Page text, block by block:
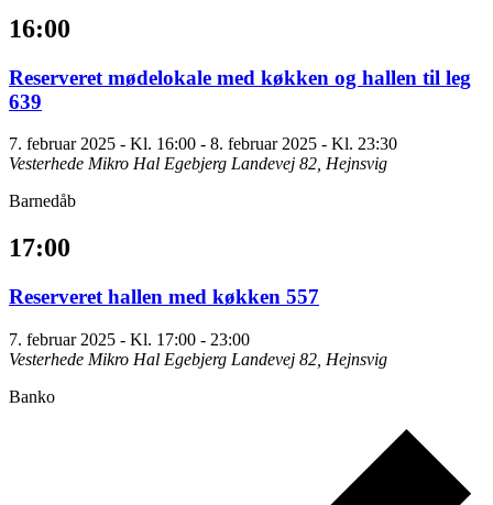
16:00
Reserveret mødelokale med køkken og hallen til leg
639
7. februar 2025 - Kl. 16:00 - 8. februar 2025 - Kl. 23:30
Vesterhede Mikro Hal Egebjerg Landevej 82, Hejnsvig
Barnedåb
17:00
Reserveret hallen med køkken 557
7. februar 2025 - Kl. 17:00 - 23:00
Vesterhede Mikro Hal Egebjerg Landevej 82, Hejnsvig
Banko